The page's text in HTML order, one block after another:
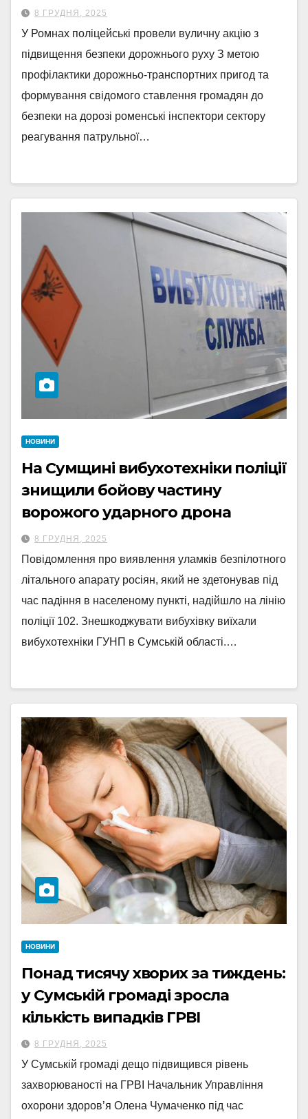
8 ГРУДНЯ, 2025
У Ромнах поліцейські провели вуличну акцію з
підвищення безпеки дорожнього руху З метою
профілактики дорожньо-транспортних пригод та
формування свідомого ставлення громадян до
безпеки на дорозі роменські інспектори сектору
реагування патрульної…
НОВИНИ
На Сумщині вибухотехніки поліції
знищили бойову частину
ворожого ударного дрона
8 ГРУДНЯ, 2025
Повідомлення про виявлення уламків безпілотного
літального апарату росіян, який не здетонував під
час падіння в населеному пункті, надійшло на лінію
поліції 102. Знешкоджувати вибухівку виїхали
вибухотехніки ГУНП в Сумській області.…
НОВИНИ
Понад тисячу хворих за тиждень:
у Сумській громаді зросла
кількість випадків ГРВІ
8 ГРУДНЯ, 2025
У Сумській громаді дещо підвищився рівень
захворюваності на ГРВІ Начальник Управління
охорони здоров’я Олена Чумаченко під час